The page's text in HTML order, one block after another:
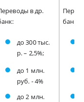
в др.
до 300 тыс.
р. – 2,5%;
до 1 млн.
руб. - 4%
до 2 млн.
банк: